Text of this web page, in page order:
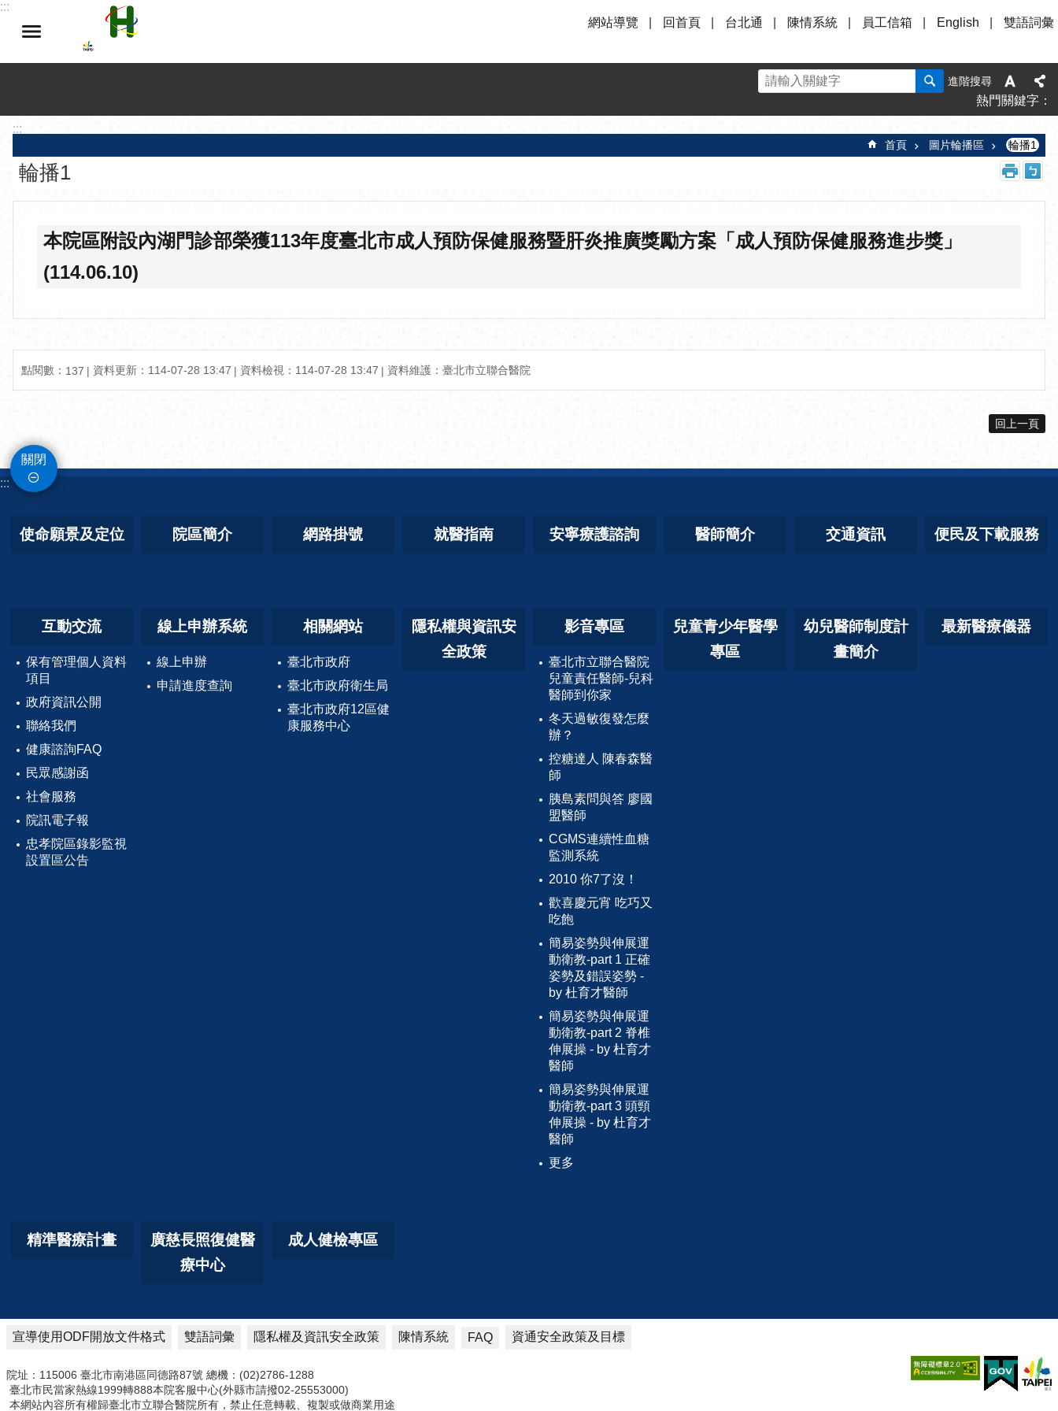
跳到主要內容區塊
:::
網站導覽
回首頁 台北通 陳情系統 員工信箱 English 雙語詞彙
進階搜尋
熱門關鍵字
:::
首頁 圖片輪播區 輪播1
輪播1
本院區附設內湖門診部榮獲113年度臺北市成人預防保健服務暨肝炎推廣獎勵方案「成人預防保健服務進步獎」
(114.06.10)
點閱數： 137 資料更新：114-07-28 13:47 資料檢視：114-07-28 13:47 資料維護：臺北市立聯合醫院
回上一頁
關閉
:::
使命願景及定位 院區簡介 網路掛號 就醫指南 安寧療護諮詢 醫師簡介 交通資訊 便民及下載服務
互動交流
保有管理個人資料
項目
政府資訊公開
聯絡我們
健康諮詢FAQ
民眾感謝函
社會服務
院訊電子報
忠孝院區錄影監視
設置區公告
線上申辦系統
線上申辦
申請進度查詢
相關網站
臺北市政府
臺北市政府衛生局
臺北市政府12區健
康服務中心
隱私權與資訊安
全政策
影音專區
臺北市立聯合醫院
兒童責任醫師-兒科
醫師到你家
冬天過敏復發怎麼
辦？
控糖達人 陳春森醫
師
胰島素問與答 廖國
盟醫師
CGMS連續性血糖
監測系統
2010 你7了沒！
歡喜慶元宵 吃巧又
吃飽
簡易姿勢與伸展運
動衛教-part 1 正確
姿勢及錯誤姿勢 -
by 杜育才醫師
簡易姿勢與伸展運
動衛教-part 2 脊椎
伸展操 - by 杜育才
醫師
簡易姿勢與伸展運
動衛教-part 3 頭頸
伸展操 - by 杜育才
醫師
更多
兒童青少年醫學
專區
幼兒醫師制度計
畫簡介
最新醫療儀器
精準醫療計畫
廣慈長照復健醫
療中心
成人健檢專區
宣導使用ODF開放文件格式 雙語詞彙 隱私權及資訊安全政策 陳情系統 FAQ 資通安全政策及目標
院址：115006 臺北市南港區同德路87號 總機：(02)2786-1288
臺北市民當家熱線1999轉888本院客服中心(外縣市請撥02-25553000)
本網站內容所有權歸臺北市立聯合醫院所有，禁止任意轉載、複製或做商業用途